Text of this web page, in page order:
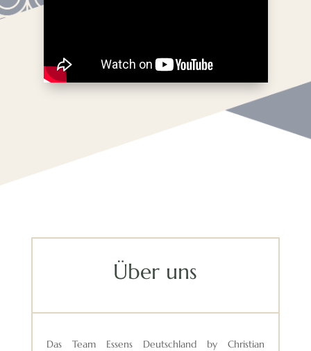
Über uns
Das Team Essens Deutschland by Christian